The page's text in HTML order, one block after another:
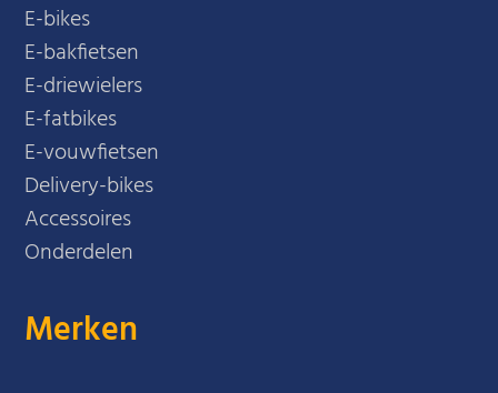
E-bikes
E-bakfietsen
E-driewielers
E-fatbikes
E-vouwfietsen
Delivery-bikes
Accessoires
Onderdelen
Merken